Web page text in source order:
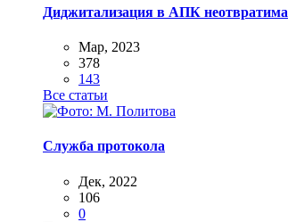
Диджитализация в АПК неотвратима
Мар, 2023
378
143
Все статьи
Служба протокола
Дек, 2022
106
0